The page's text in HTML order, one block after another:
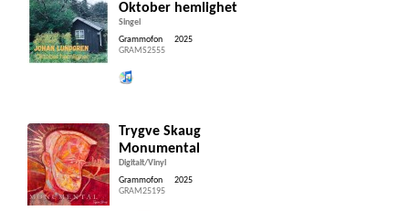
Oktober hemlighet
Singel
Grammofon
GRAMS2555
2025
Trygve Skaug
Monumental
Digitalt/Vinyl
Grammofon
GRAM25195
2025